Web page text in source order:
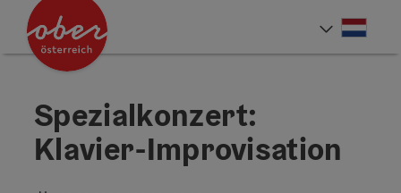
Inhoud Accesskey
[0]
Navigatie Accesskey
[1]
Paginabegin
Contact Accesskey
[3]
Zoek Accesskey
Impressum
Hoe deze website te gebruiken?
Startpagina
Spezialkonzert:
Klavier-Improvisation